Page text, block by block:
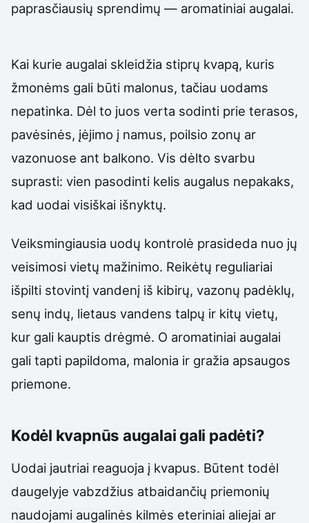
paprasčiausių sprendimų — aromatiniai augalai.
Kai kurie augalai skleidžia stiprų kvapą, kuris
žmonėms gali būti malonus, tačiau uodams
nepatinka. Dėl to juos verta sodinti prie terasos,
pavėsinės, įėjimo į namus, poilsio zonų ar
vazonuose ant balkono. Vis dėlto svarbu
suprasti: vien pasodinti kelis augalus nepakaks,
kad uodai visiškai išnyktų.
Veiksmingiausia uodų kontrolė prasideda nuo jų
veisimosi vietų mažinimo. Reikėtų reguliariai
išpilti stovintį vandenį iš kibirų, vazonų padėklų,
senų indų, lietaus vandens talpų ir kitų vietų,
kur gali kauptis drėgmė. O aromatiniai augalai
gali tapti papildoma, malonia ir gražia apsaugos
priemone.
Kodėl kvapnūs augalai gali padėti?
Uodai jautriai reaguoja į kvapus. Būtent todėl
daugelyje vabzdžius atbaidančių priemonių
naudojami augalinės kilmės eteriniai aliejai ar